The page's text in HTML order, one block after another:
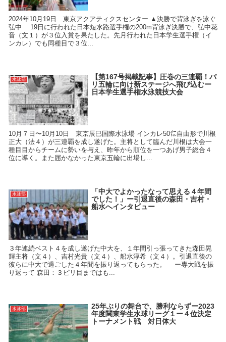
2024年10月19日 東京アクアティクスセンター ▲決勝で背泳ぎを泳ぐ
弘中 19日に行われた日本短水路選手権の200m背泳ぎ決勝で、弘中花
音（文１）が３位入賞を果たした。先月行われた日本学生選手権（イ
ンカレ）でも同種目で３位...
水泳部
【第167号掲載記事】圧巻の三連覇！パ
リ五輪に向け新ステージへ飛び込むー
日本学生選手権水泳競技大会
10月７日〜10月10日 東京辰巳国際水泳場 インカレ50㍍自由形で川根
正大（法４）が三連覇を成し遂げた。主将として臨んだ川根は大会一
種目目からチームに勢いを与え、昨年から順位を一つあげ男子総合４
位に導く。また届かなかった東京五輪に出場し...
水泳部
「中大でよかったなって思える４年間
でした！」ー引退直後の森田・吉村・
船水へインタビュー
３年連続ベスト４を成し遂げた中大を、１年間引っ張ってきた森田晃
輝主将（文４）、吉村光貴（文４）、船水淳希（文４）。引退直後の
彼らに中大で過ごした４年間を振り返ってもらった。 ー専大戦を振
り返って 森田：３ピリ目まではも...
水泳部
25年ぶりの舞台で、勝利ならずー2023
年度関東学生水球リーグ１ー４位決定
トーナメント戦 対日体大